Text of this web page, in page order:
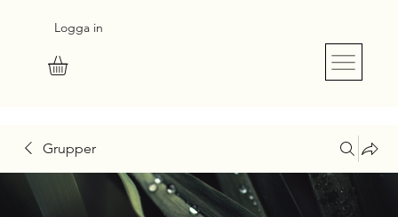
Logga in
Grupper